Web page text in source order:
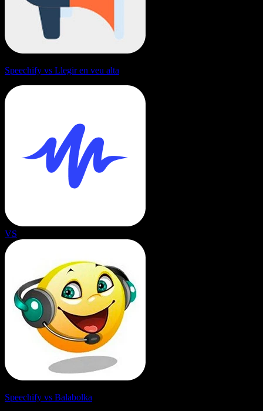
Speechify vs Llegir en veu alta
VS
Speechify vs Balabolka